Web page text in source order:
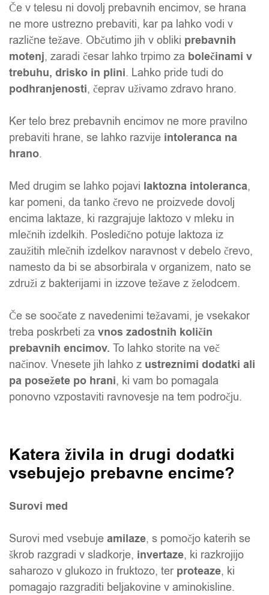
Če v telesu ni dovolj prebavnih encimov, se hrana
ne more ustrezno prebaviti, kar pa lahko vodi v
različne težave. Občutimo jih v obliki prebavnih
motenj, zaradi česar lahko trpimo za bolečinami v
trebuhu, drisko in plini. Lahko pride tudi do
podhranjenosti, čeprav uživamo zdravo hrano.
Ker telo brez prebavnih encimov ne more pravilno
prebaviti hrane, se lahko razvije intoleranca na
hrano.
Med drugim se lahko pojavi laktozna intoleranca,
kar pomeni, da tanko črevo ne proizvede dovolj
encima laktaze, ki razgrajuje laktozo v mleku in
mlečnih izdelkih. Posledično potuje laktoza iz
zaužitih mlečnih izdelkov naravnost v debelo črevo,
namesto da bi se absorbirala v organizem, nato se
združi z bakterijami in izzove težave z želodcem.
Če se soočate z navedenimi težavami, je vsekakor
treba poskrbeti za vnos zadostnih količin
prebavnih encimov. To lahko storite na več
načinov. Vnesete jih lahko z ustreznimi dodatki ali
pa posežete po hrani, ki vam bo pomagala
ponovno vzpostaviti ravnovesje na tem področju.
Katera živila in drugi dodatki
vsebujejo prebavne encime?
Surovi med
Surovi med vsebuje amilaze, s pomočjo katerih se
škrob razgradi v sladkorje, invertaze, ki razkrojijo
saharozo v glukozo in fruktozo, ter proteaze, ki
pomagajo razgraditi beljakovine v aminokisline.